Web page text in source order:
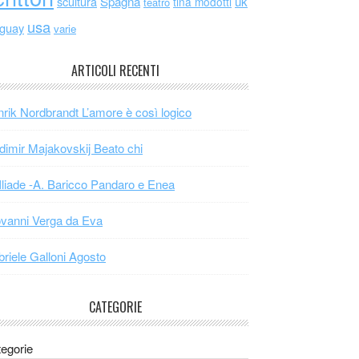
usa varie
ARTICOLI RECENTI
Nordbrandt L’amore è così logico
Majakovskij Beato chi
-A. Baricco Pandaro e Enea
Verga da Eva
Galloni Agosto
CATEGORIE